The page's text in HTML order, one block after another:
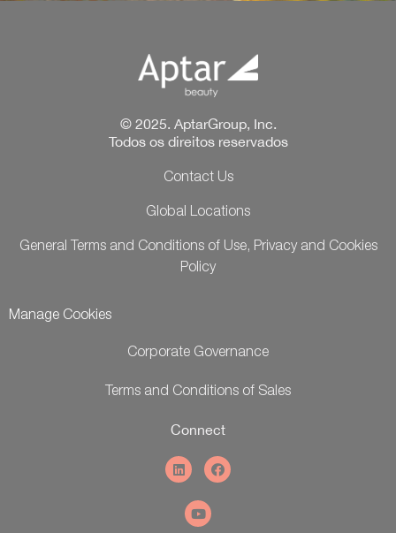
© 2025. AptarGroup, Inc.
Todos os direitos reservados
Contact Us
Global Locations
General Terms and Conditions of Use, Privacy and Cookies
Policy
Manage Cookies
Corporate Governance
Terms and Conditions of Sales
Connect